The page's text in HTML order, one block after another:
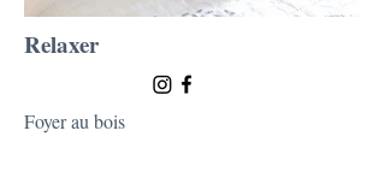
Relaxer
Foyer au bois